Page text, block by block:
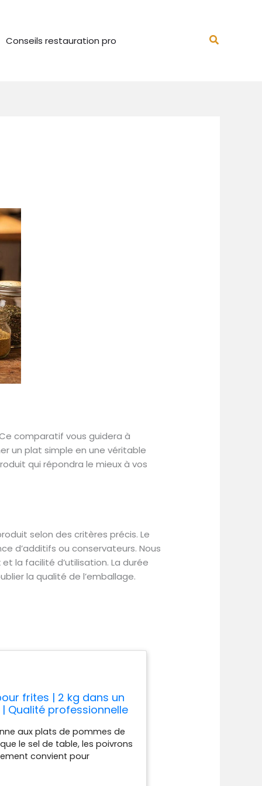
Conseils restauration pro
comparatif vous guidera à
un plat simple en une véritable
qui répondra le mieux à vos
selon des critères précis. Le
d’additifs ou conservateurs. Nous
la facilité d’utilisation. La durée
la qualité de l’emballage.
frites | 2 kg dans un
Qualité professionnelle
aux plats de pommes de
le sel de table, les poivrons
convient pour
Après la préparation,